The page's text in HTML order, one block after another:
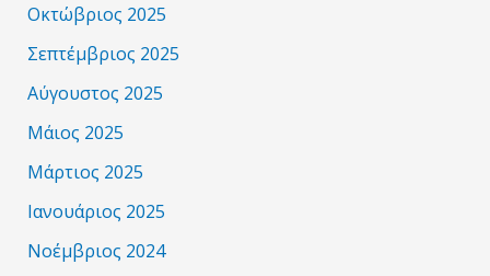
Οκτώβριος 2025
Σεπτέμβριος 2025
Αύγουστος 2025
Μάιος 2025
Μάρτιος 2025
Ιανουάριος 2025
Νοέμβριος 2024